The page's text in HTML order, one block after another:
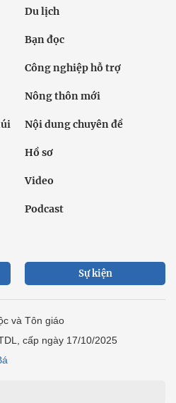
Du lịch
Bạn đọc
Công nghiệp hỗ trợ
Nông thôn mới
Nội dung chuyên đề
Hồ sơ
Video
Podcast
Sự kiện
và Tôn giáo
cấp ngày 17/10/2025